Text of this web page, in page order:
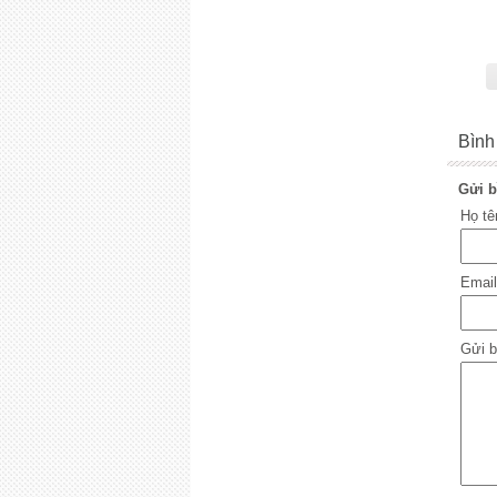
Gửi
Họ
Gửi